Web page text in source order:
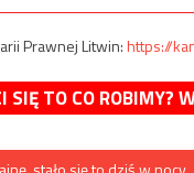
Prawnej Litwin:https://
SIĘ TO CO ROBIMY?